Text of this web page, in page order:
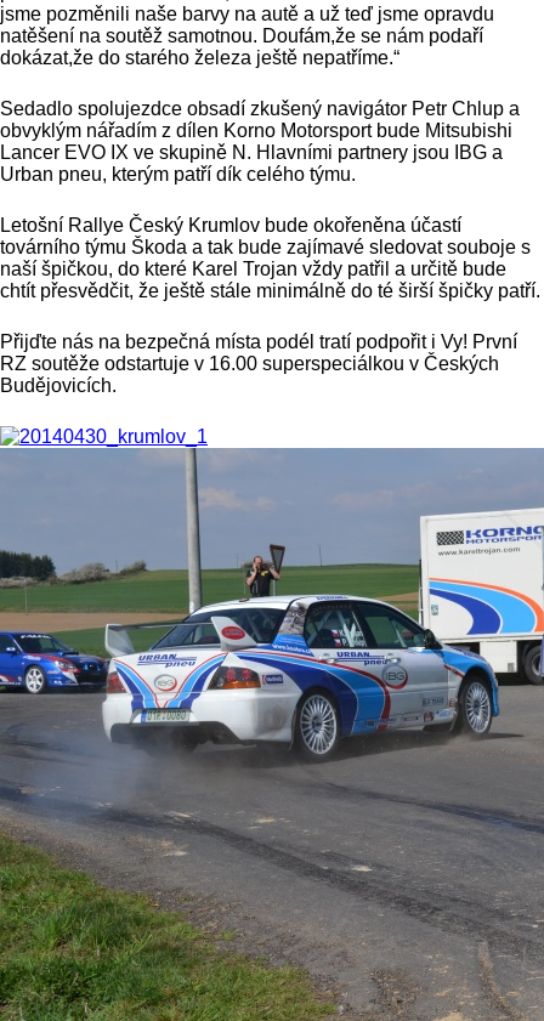
jsme pozměnili naše barvy na autě a už teď jsme opravdu
natěšení na soutěž samotnou. Doufám,že se nám podaří
dokázat,že do starého železa ještě nepatříme.“
Sedadlo spolujezdce obsadí zkušený navigátor Petr Chlup a
obvyklým nářadím z dílen Korno Motorsport bude Mitsubishi
Lancer EVO IX ve skupině N. Hlavními partnery jsou IBG a
Urban pneu, kterým patří dík celého týmu.
Letošní Rallye Český Krumlov bude okořeněna účastí
továrního týmu Škoda a tak bude zajímavé sledovat souboje s
naší špičkou, do které Karel Trojan vždy patřil a určitě bude
chtít přesvědčit, že ještě stále minimálně do té širší špičky patří.
Přijďte nás na bezpečná místa podél tratí podpořit i Vy! První
RZ soutěže odstartuje v 16.00 superspeciálkou v Českých
Budějovicích.